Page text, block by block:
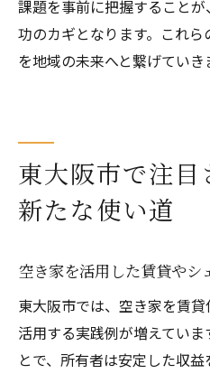
課題を事前に把握すること
功のカギとなります。これ
を地域の未来へと繋げていき
東大阪市で注目
新たな使い道
空き家を活用した賃貸やシ
東大阪市では、空き家を賃
活用する実践例が増えてい
とで、所有者は安定した収